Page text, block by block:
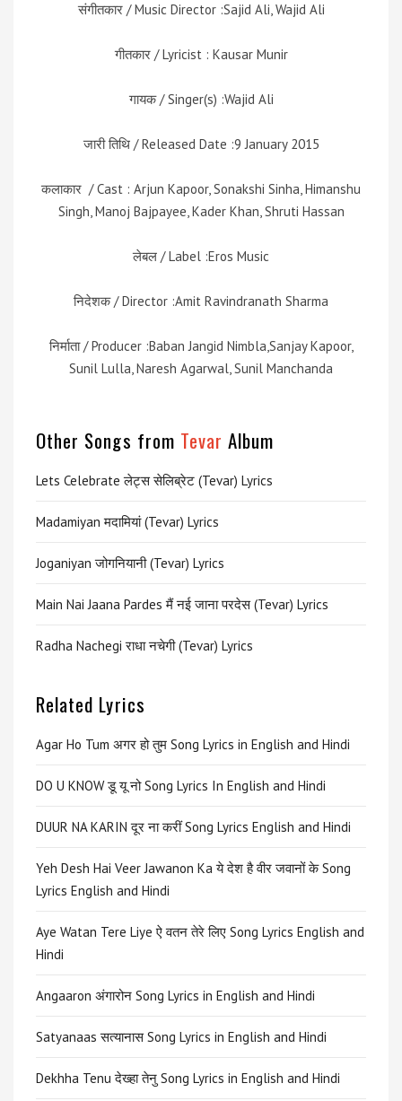
संगीतकार / Music Director :Sajid Ali, Wajid Ali
गीतकार / Lyricist : Kausar Munir
गायक / Singer(s) :Wajid Ali
जारी तिथि / Released Date :9 January 2015
कलाकार / Cast : Arjun Kapoor, Sonakshi Sinha, Himanshu
Singh, Manoj Bajpayee, Kader Khan, Shruti Hassan
लेबल / Label :Eros Music
निदेशक / Director :Amit Ravindranath Sharma
निर्माता / Producer :Baban Jangid Nimbla,Sanjay Kapoor,
Sunil Lulla, Naresh Agarwal, Sunil Manchanda
Other Songs from Tevar Album
Lets Celebrate लेट्स सेलिब्रेट (Tevar) Lyrics
Madamiyan मदामियां (Tevar) Lyrics
Joganiyan जोगनियानी (Tevar) Lyrics
Main Nai Jaana Pardes मैं नई जाना परदेस (Tevar) Lyrics
Radha Nachegi राधा नचेगी (Tevar) Lyrics
Related Lyrics
Agar Ho Tum अगर हो तुम Song Lyrics in English and Hindi
DO U KNOW डू यू नो Song Lyrics In English and Hindi
DUUR NA KARIN दूर ना करीं Song Lyrics English and Hindi
Yeh Desh Hai Veer Jawanon Ka ये देश है वीर जवानों के Song
Lyrics English and Hindi
Aye Watan Tere Liye ऐ वतन तेरे लिए Song Lyrics English and
Hindi
Angaaron अंगारोन Song Lyrics in English and Hindi
Satyanaas सत्यानास Song Lyrics in English and Hindi
Dekhha Tenu देख्हा तेनु Song Lyrics in English and Hindi